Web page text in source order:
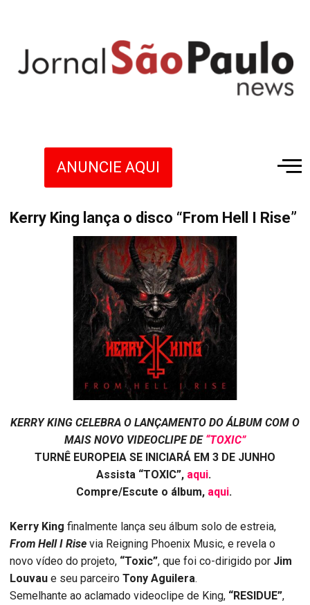
ANUNCIE AQUI
Kerry King lança o disco “From Hell I Rise”
KERRY KING CELEBRA O LANÇAMENTO DO ÁLBUM COM O
MAIS NOVO VIDEOCLIPE DE“TOXIC”
TURNÊ EUROPEIA SE INICIARÁ EM 3 DE JUNHO
Assista “TOXIC”, aqui.
Compre/Escute o álbum, aqui.
Kerry King finalmente lança seu álbum solo de estreia,
From Hell I Rise via Reigning Phoenix Music, e revela o
novo vídeo do projeto, “Toxic”, que foi co-dirigido por Jim
Louvau e seu parceiro Tony Aguilera.
Semelhante ao aclamado videoclipe de King, “RESIDUE”,